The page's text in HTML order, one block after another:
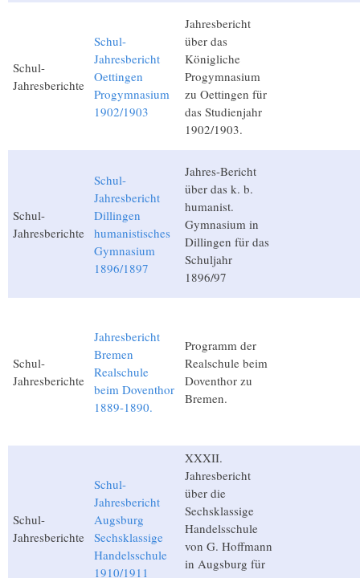
Schul-
Jahresberichte
Schul-
Jahresbericht
Oettingen
Progymnasium
1902/1903
Jahresbericht
über das
Königliche
Progymnasium
zu Oettingen für
das Studienjahr
1902/1903.
Schul-
Jahresberichte
Schul-
Jahresbericht
Dillingen
humanistisches
Gymnasium
1896/1897
Jahres-Bericht
über das k. b.
humanist.
Gymnasium in
Dillingen für das
Schuljahr
1896/97
Schul-
Jahresberichte
Jahresbericht
Bremen
Realschule
beim Doventhor
1889-1890.
Programm der
Realschule beim
Doventhor zu
Bremen.
Schul-
Jahresberichte
Schul-
Jahresbericht
Augsburg
Sechsklassige
Handelsschule
1910/1911
XXXII.
Jahresbericht
über die
Sechsklassige
Handelsschule
von G. Hoffmann
in Augsburg für